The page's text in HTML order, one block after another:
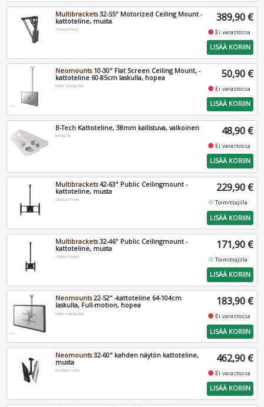
Multibrackets32-55" Motorized Ceiling Mount -
kattoteline, musta
7350022731028
389,90 €
fiber_manual_record Ei varastossa
LISÄÄ KORIIN
Neomounts10-30" Flat Screen Ceiling Mount, -
kattoteline 60-85cm laskulla, hopea
FPMA-C050SILVER
50,90 €
fiber_manual_record Ei varastossa
LISÄÄ KORIIN
B-Tech Kattoteline, 38mm kallistuva, valkoinen
BT5921/W 48,90 €
fiber_manual_record Ei varastossa
LISÄÄ KORIIN
Multibrackets42-63" Public Ceilingmount -
kattoteline, musta
7350022735484
229,90 €
fiber_manual_recordToimittajilla
LISÄÄ KORIIN
Multibrackets32-46" Public Ceilingmount -
kattoteline, musta
7350022735460
171,90 €
fiber_manual_recordToimittajilla
LISÄÄ KORIIN
Neomounts22-52" -kattoteline 64-104cm
laskulla, Full-motion, hopea
FPMA-C400SILVER
183,90 €
fiber_manual_record Ei varastossa
LISÄÄ KORIIN
Neomounts32-60" kahden näytön kattoteline,
musta
PLASMA-C100D
462,90 €
fiber_manual_record Ei varastossa
LISÄÄ KORIIN